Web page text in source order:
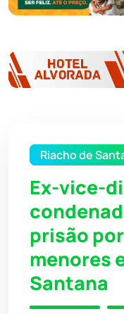
Riacho de
Ex-vice-
prisão
menores
Santana